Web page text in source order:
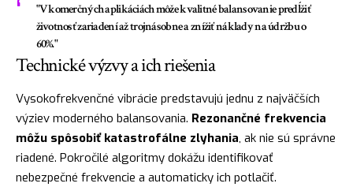
"V komerčných aplikáciách môže kvalitné balansovanie predĺžiť
životnosť zariadení až trojnásobne a znížiť náklady na údržbu o
60%."
Technické výzvy a ich riešenia
Vysokofrekvenčné vibrácie predstavujú jednu z najväčších
výziev moderného balansovania. Rezonančné frekvencia
môžu spôsobiť katastrofálne zlyhania, ak nie sú správne
riadené. Pokročilé algoritmy dokážu identifikovať
nebezpečné frekvencie a automaticky ich potlačiť.